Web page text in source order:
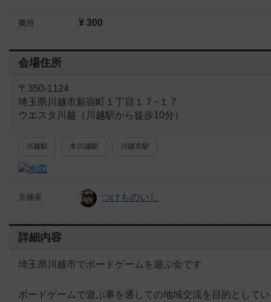
費用 ¥ 300
会場住所
〒350-1124
埼玉県川越市新宿町１丁目１７−１７
ウエスタ川越（川越駅から徒歩10分）
川越駅 本川越駅 川越市駅
主催者 つけものいし
詳細内容
埼玉県川越市でボードゲームを遊ぶ会です
ボードゲームで遊ぶ事を通しての地域交流を目的として